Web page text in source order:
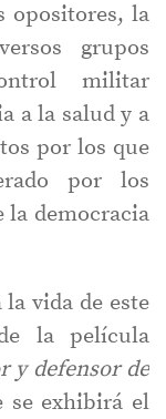
opositores, la
grupos
militar
a la salud y a
por los que
por los
la democracia
vida de este
la película
y defensor de
se exhibirá el